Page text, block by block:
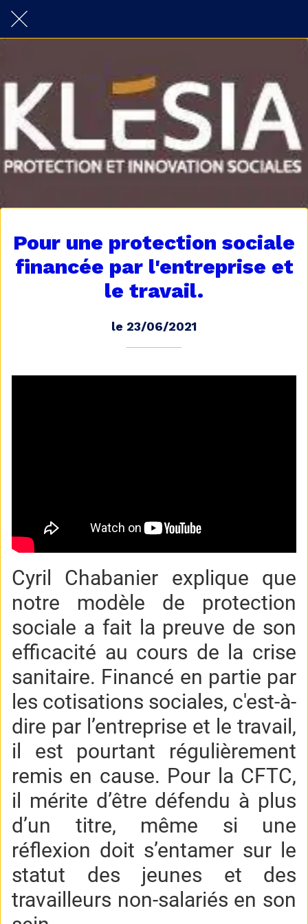
Pour une protection sociale
financée par l'entreprise et
le travail.
le 23/06/2021
Cyril Chabanier explique que
notre modèle de protection
sociale a fait la preuve de son
efficacité au cours de la crise
sanitaire. Financé en partie par
les cotisations sociales, c'est-à-
dire par l’entreprise et le travail,
il est pourtant régulièrement
remis en cause. Pour la CFTC,
il mérite d’être défendu à plus
d’un titre, même si une
réflexion doit s’entamer sur le
statut des jeunes et des
travailleurs non-salariés en son